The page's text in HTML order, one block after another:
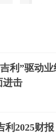
利”驱动
进击
2025财